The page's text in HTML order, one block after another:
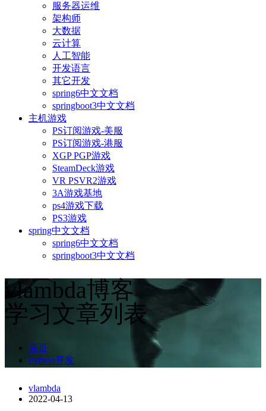
服务器运维
架构师
大数据
云计算
人工智能
开发语言
其它开发
spring6中文文档
springboot3中文文档
主机游戏
PS订阅游戏-美服
PS订阅游戏-港服
XGP PGP游戏
SteamDeck游戏
VR PSVR2游戏
3A游戏基地
ps4游戏下载
PS3游戏
spring中文文档
spring6中文文档
springboot3中文文档
vlambda博客
学习文章列表
首页
Python开发
vlambda
2022-04-13